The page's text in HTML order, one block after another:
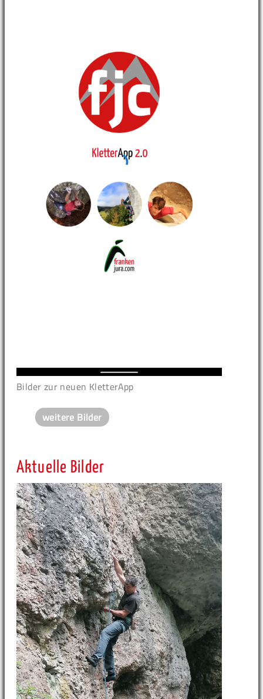
Bilder zur neuen KletterApp
weitere Bilder
Aktuelle Bilder